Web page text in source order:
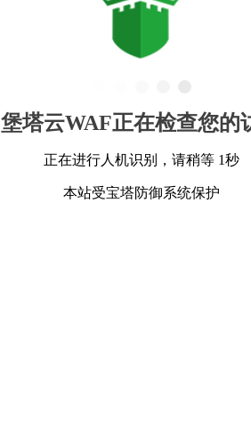
堡塔云WAF正在检查您的
正在进行人机识别，请稍等 1秒
本站受宝塔防御系统保护